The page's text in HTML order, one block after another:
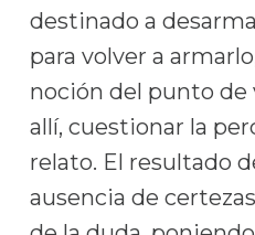
destinado a
para volver a
noción del punto de
allí, cuestionar la
relato. El resultado
ausencia de